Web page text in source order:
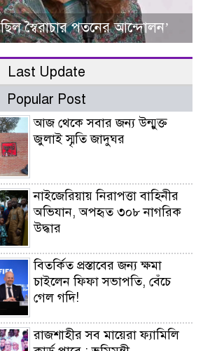
স্বৈরাচার পতনের আন্দোলন’
Last Update
Popular Post
আজ থেকে সবার জন্য উন্মুক্ত
জুলাই স্মৃতি জাদুঘর
নাইজেরিয়ায় নিরাপত্তা বাহিনীর
অভিযান, অপহৃত ৩০৮ নাগরিক
উদ্ধার
বিতর্কিত প্রস্তাবের জন্য ক্ষমা
চাইলেন ফিফা সভাপতি, বেঁচে
গেল গদি!
রাজশাহীর সব মায়েরা ফ্যামিলি